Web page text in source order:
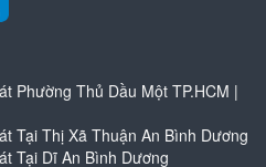
Phường Thủ Dầu Một TP.HCM |
Tại Thị Xã Thuận An Bình Dương
Tại Dĩ An Bình Dương